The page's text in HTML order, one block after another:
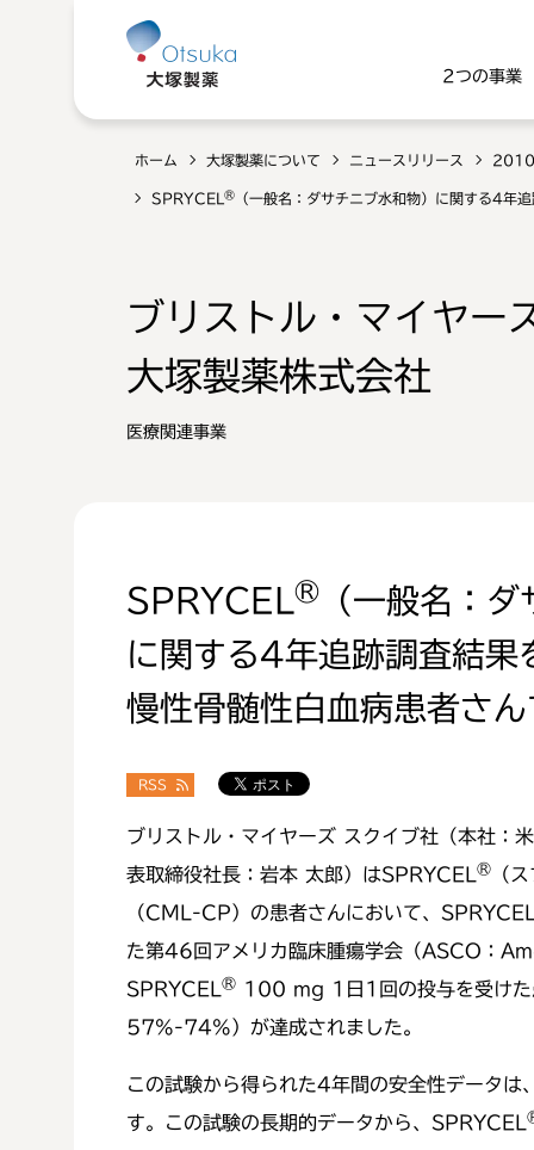
2つの事業
ホーム 大塚製薬について ニュースリリース
SPRYCEL ® （一般名：ダサチニブ水和物）に関する4年
ブリストル・マイヤー
大塚製薬株式会社
医療関連事業
SPRYCEL ®
（一般名：
に関する4年追跡調査結果
慢性骨髄性白血病患者さ
RSS
ブリストル・マイヤーズ スクイブ社（本社：
表取締役社長：岩本 太郎）はSPRYCEL
®
（
（CML-CP）の患者さんにおいて、
た第46回アメリカ臨床腫瘍学会（ASCO：
SPRYCEL
®
100 mg 1日1回の投与を受け
57%-74%）が達成されました。
この試験から得られた4年間の安全性データは
す。この試験の長期的データから、SPRYCEL